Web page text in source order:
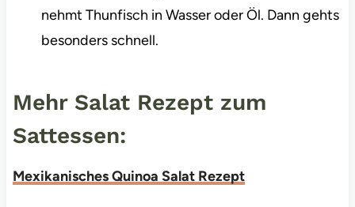
nehmt Thunfisch in Wasser oder Öl. Dann gehts
besonders schnell.
Mehr Salat Rezept zum
Sattessen:
Mexikanisches Quinoa Salat Rezept